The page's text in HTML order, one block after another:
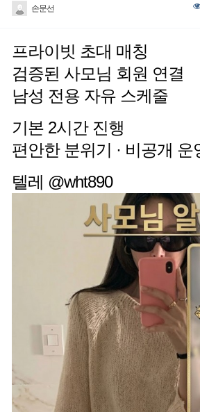
손문선
프라이빗 초대 매칭
검증된 사모님 회원 연결
남성 전용 자유 스케줄
기본 2시간 진행
편안한 분위기 · 비공개 운
텔레 @wht890